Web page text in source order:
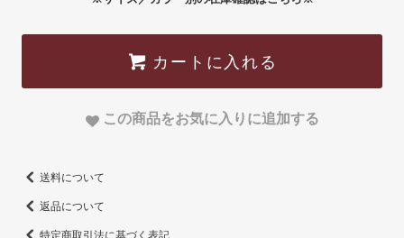
カートに入れる
この商品をお気に入りに追加する
送料について
返品について
特定商取引法に基づく表記